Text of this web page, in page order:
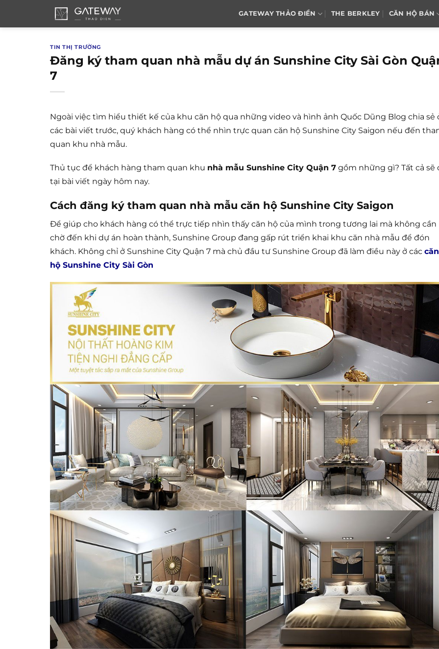
GATEWAY THẢO ĐIỀN THE BERKLEY CĂN HỘ BÁN
TIN THỊ TRƯỜNG
Đăng ký tham quan nhà mẫu dự án Sunshine City Sài Gòn
7
Ngoài việc tìm hiểu thiết kế của khu căn hộ qua những video và hình ảnh Quốc Dũng Blog chia sẻ
các bài viết trước, quý khách hàng có thể nhìn trực quan căn hộ Sunshine City Saigon nếu đến
quan khu nhà mẫu.
Thủ tục để khách hàng tham quan khu nhà mẫu Sunshine City Quận 7 gồm những gì? Tất cả sẽ
tại bài viết ngày hôm nay.
Cách đăng ký tham quan nhà mẫu căn hộ Sunshine City Saigon
Để giúp cho khách hàng có thể trực tiếp nhìn thấy căn hộ của mình trong tương lai mà không cần
chờ đến khi dự án hoàn thành, Sunshine Group đang gấp rút triển khai khu căn nhà mẫu để đón
khách. Không chỉ ở Sunshine City Quận 7 mà chủ đầu tư Sunshine Group đã làm điều này ở các căn
hộ Sunshine City Sài Gòn